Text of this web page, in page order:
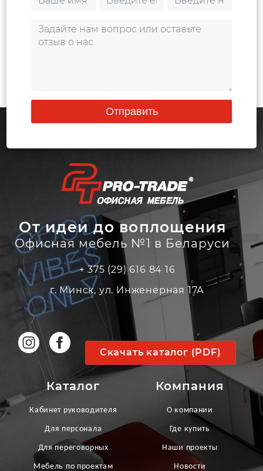
Отправить
От идеи до воплощения
Офисная мебель №1 в Беларуси
+ 375 (29) 616 84 16
г. Минск, ул. Инженерная 17А
Скачать каталог (PDF)
Каталог
Кабинет руководителя
Для персонала
Для переговорных
Мебель по проектам
Компания
О компании
Где купить
Наши проекты
Новости